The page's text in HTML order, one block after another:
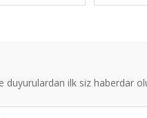
duyurulardan ilk siz haberdar